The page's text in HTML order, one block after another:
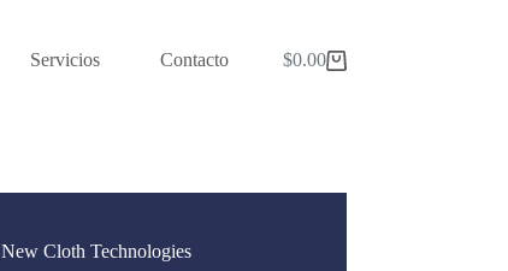
Servicios Contacto
Shopping
$0.00
New Cloth Technologies